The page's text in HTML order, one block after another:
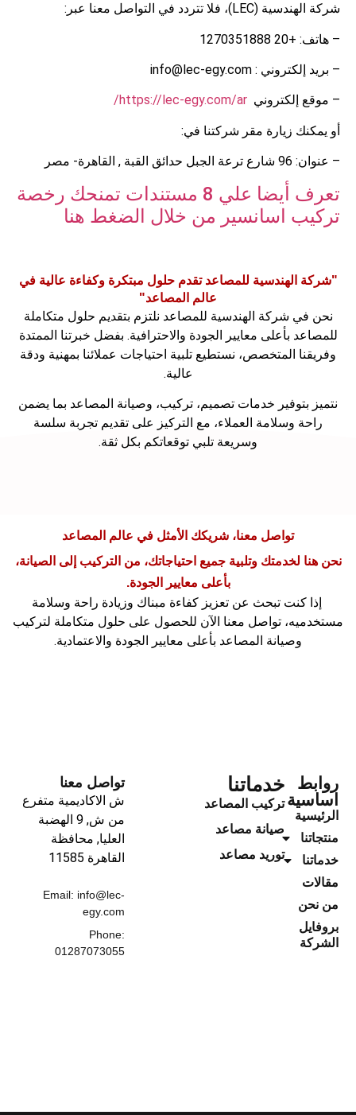
شركة الهندسية (LEC)، فلا تتردد في التواصل معنا عبر:
– هاتف: +20 1270351888
– بريد إلكتروني : info@lec-egy.com
– موقع إلكتروني https://lec-egy.com/ar/
أو يمكنك زيارة مقر شركتنا في:
– عنوان: 96 شارع ترعة الجبل حدائق القبة , القاهرة- مصر
تعرف أيضا علي 8 مستندات تمنحك رخصة
تركيب اسانسير من خلال الضغط هنا
"شركة الهندسية للمصاعد تقدم حلول مبتكرة وكفاءة عالية في
عالم المصاعد"
نحن في شركة الهندسية للمصاعد نلتزم بتقديم حلول متكاملة
للمصاعد بأعلى معايير الجودة والاحترافية. بفضل خبرتنا الممتدة
وفريقنا المتخصص، نستطيع تلبية احتياجات عملائنا بمهنية ودقة
عالية.
نتميز بتوفير خدمات تصميم، تركيب، وصيانة المصاعد بما يضمن
راحة وسلامة العملاء، مع التركيز على تقديم تجربة سلسة
وسريعة تلبي توقعاتكم بكل ثقة.
تواصل معنا، شريكك الأمثل في عالم المصاعد
نحن هنا لخدمتك وتلبية جميع احتياجاتك، من التركيب إلى الصيانة،
بأعلى معايير الجودة.
إذا كنت تبحث عن تعزيز كفاءة مبناك وزيادة راحة وسلامة
مستخدميه، تواصل معنا الآن للحصول على حلول متكاملة لتركيب
وصيانة المصاعد بأعلى معايير الجودة والاعتمادية.
تواصل معنا
ش الاكاديمية متفرع
من ش, 9 الهضبة
العليا, محافظة
القاهرة‬ 11585
Email: info@lec-
egy.com
Phone:
01287073055
خدماتنا
تركيب المصاعد
صيانة مصاعد
توريد مصاعد
روابط
اساسية
الرئيسية
منتجاتنا
خدماتنا
مقالات
من نحن
بروفايل
الشركة